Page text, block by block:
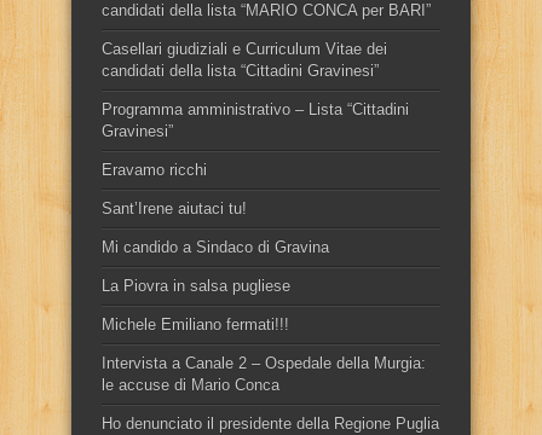
candidati della lista “MARIO CONCA per BARI”
Casellari giudiziali e Curriculum Vitae dei
candidati della lista “Cittadini Gravinesi”
Programma amministrativo – Lista “Cittadini
Gravinesi”
Eravamo ricchi
Sant’Irene aiutaci tu!
Mi candido a Sindaco di Gravina
La Piovra in salsa pugliese
Michele Emiliano fermati!!!
Intervista a Canale 2 – Ospedale della Murgia:
le accuse di Mario Conca
Ho denunciato il presidente della Regione Puglia